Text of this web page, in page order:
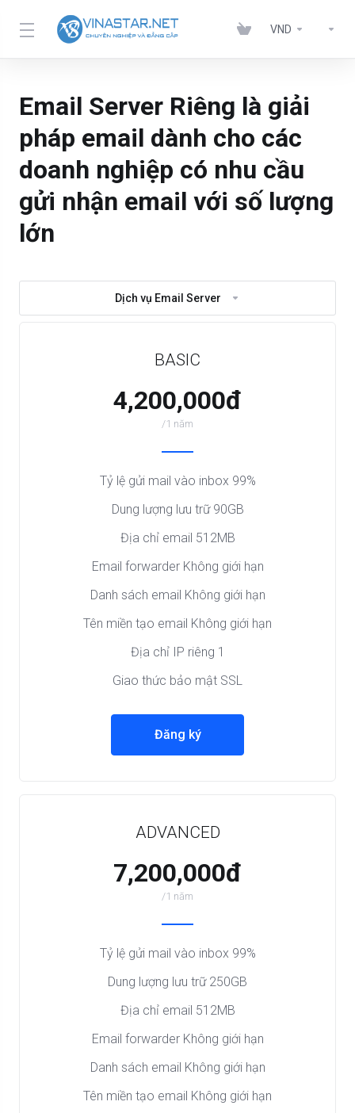
VND
Email Server Riêng là giải
pháp email dành cho các
doanh nghiệp có nhu cầu
gửi nhận email với số lượng
lớn
Dịch vụ Email Server
BASIC
4,200,000đ
/1 năm
Tỷ lệ gửi mail vào inbox 99%
Dung lượng lưu trữ 90GB
Địa chỉ email 512MB
Email forwarder Không giới hạn
Danh sách email Không giới hạn
Tên miền tạo email Không giới hạn
Địa chỉ IP riêng 1
Giao thức bảo mật SSL
Đăng ký
ADVANCED
7,200,000đ
/1 năm
Tỷ lệ gửi mail vào inbox 99%
Dung lượng lưu trữ 250GB
Địa chỉ email 512MB
Email forwarder Không giới hạn
Danh sách email Không giới hạn
Tên miền tạo email Không giới hạn